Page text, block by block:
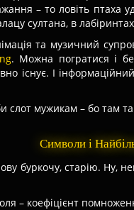
– то ловіть птаха
султана, в лабіринтах
та музичний
. Можна погратися і
існує. І
слот мужикам – бо там
Символи і
буркочу, старію. Ну,
– коефіцієнт